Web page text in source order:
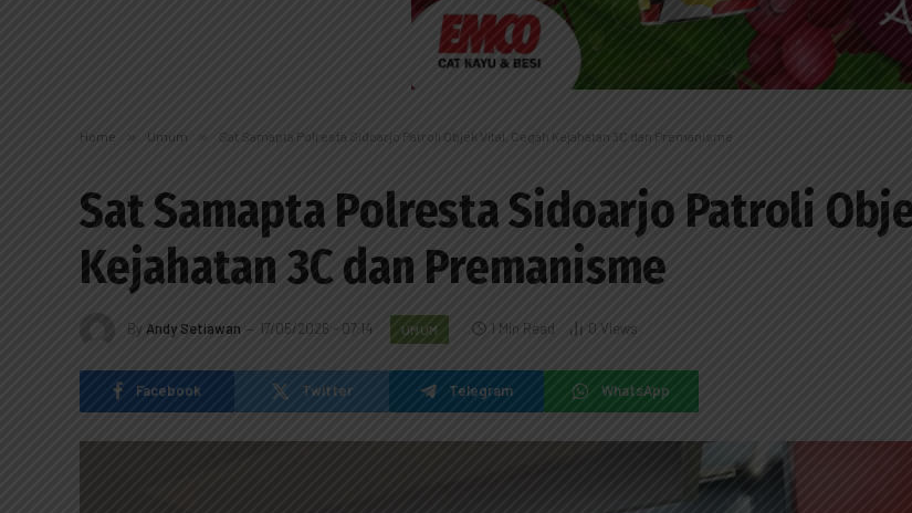
Home » Umum » Sat Samapta Polresta Sidoarjo Patroli Objek Vital, Cegah Kejahatan 3C dan Premanisme
Sat Samapta Polresta Sidoarjo Patroli
Kejahatan 3C dan Premanisme
By Andy Setiawan 17/05/2026 - 07:14 UMUM 1 Min Read 0 Views
Facebook Twitter Telegram WhatsApp